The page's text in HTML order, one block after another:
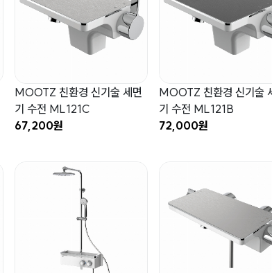
MOOTZ 친환경 신기술 세면
기 수전 ML121C
67,200원
MOOTZ 친환경 신기술
기 수전 ML121B
72,000원